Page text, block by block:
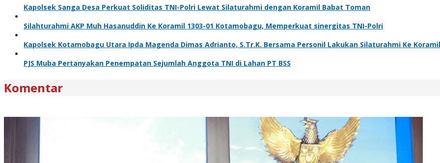
Kapolsek Sanga Desa Perkuat Soliditas TNI-Polri Lewat Silaturahmi dengan Koramil Babat Toman
Silahturahmi AKP Muh Hasanuddin Ke Koramil 1303-01 Kotamobagu, Memperkuat sinergitas TNI-Polri
Kapolsek Kotamobagu Utara Ipda Magenda Dimas Adrianto, S.Tr.K. Bersama Personil Lakukan Silaturahmi Ke
PJS Muba Pertanyakan Penempatan Sejumlah Anggota TNI di Lahan PT BSS
Komentar